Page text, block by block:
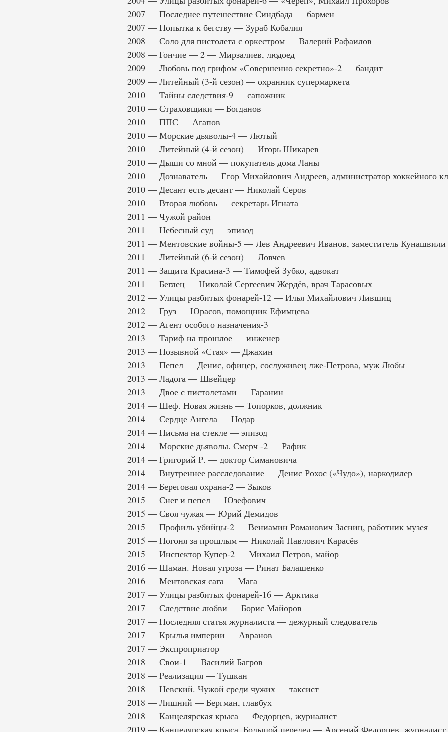
2007 — Последнее путешествие Синдбада — бармен
2007 — Попытка к бегству — Зураб Кобалия
2008 — Соло для пистолета с оркестром — Валерий Рафаилов
2008 — Гончие — 2 — Мирзалиев, людоед
2009 — Любовь под грифом «Совершенно секретно»-2 — бандит
2009 — Литейный (3-й сезон) — охранник супермаркета
2010 — Тайны следствия-9 — сапожник
2010 — Страховщики — Богданов
2010 — ППС — Агапов
2010 — Морские дьяволы-4 — Лютый
2010 — Литейный (4-й сезон) — Игорь Шикарев
2010 — Дыши со мной — покупатель дома Ланы
2010 — Дознаватель — Егор Михайлович Андреев, администратор хоккейного
2010 — Десант есть десант — Николай Серов
2010 — Вторая любовь — секретарь Игната
2011 — Чужой район
2011 — Небесный суд — эпизод
2011 — Ментовские войны-5 — Лев Андреевич Иванов, заместитель Кунашвили
2011 — Литейный (6-й сезон) — Ловчев
2011 — Защита Красина-3 — Тимофей Зубко, адвокат
2011 — Беглец — Николай Сергеевич Жердёв, врач Тарасовых
2012 — Улицы разбитых фонарей-12 — Илья Михайлович Лившиц
2012 — Груз — Юрасов, помощник Ефимцева
2012 — Агент особого назначения-3
2013 — Тариф на прошлое — инженер
2013 — Позывной «Стая» — Джахин
2013 — Пепел — Денис, офицер, сослуживец лже-Петрова, муж Любы
2013 — Ладога — Швейцер
2013 — Двое с пистолетами — Гаранин
2014 — Шеф. Новая жизнь — Топорков, должник
2014 — Сердце Ангела — Нодар
2014 — Письма на стекле — эпизод
2014 — Морские дьяволы. Смерч -2 — Рафик
2014 — Григорий Р. — доктор Симановича
2014 — Внутреннее расследование — Денис Рохос («Чудо»), наркодилер
2014 — Береговая охрана-2 — Зыков
2015 — Снег и пепел — Юзефович
2015 — Своя чужая — Юрий Демидов
2015 — Профиль убийцы-2 — Вениамин Романович Засниц, работник музея
2015 — Погоня за прошлым — Николай Павлович Карасёв
2015 — Инспектор Купер-2 — Михаил Петров, майор
2016 — Шаман. Новая угроза — Ринат Балашенко
2016 — Ментовская сага — Мага
2017 — Улицы разбитых фонарей-16 — Арктика
2017 — Следствие любви — Борис Майоров
2017 — Последняя статья журналиста — дежурный следователь
2017 — Крылья империи — Авранов
2017 — Экспроприатор
2018 — Свои-1 — Василий Багров
2018 — Реализация — Тушкан
2018 — Невский. Чужой среди чужих — таксист
2018 — Лишний — Бергман, главбух
2018 — Канцелярская крыса — Федорцев, журналист
2019 — Канцелярская крыса. Большой передел — Арсений Федорцев, журналист